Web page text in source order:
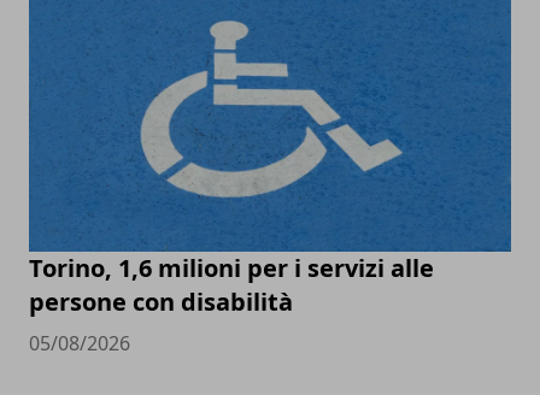
Torino, 1,6 milioni per i servizi alle
persone con disabilità
05/08/2026